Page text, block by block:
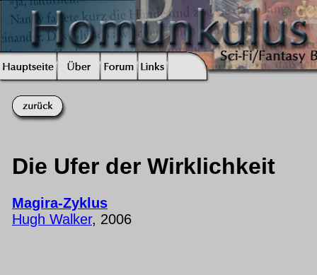
Die Ufer der Wirklichkeit
Magira-Zyklus
Hugh Walker, 2006